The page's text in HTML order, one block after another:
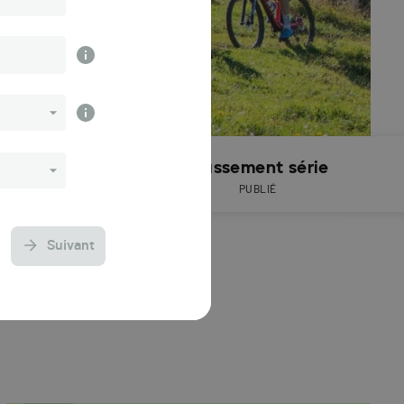
Suivant
Résultats Classement série
PUBLIÉ